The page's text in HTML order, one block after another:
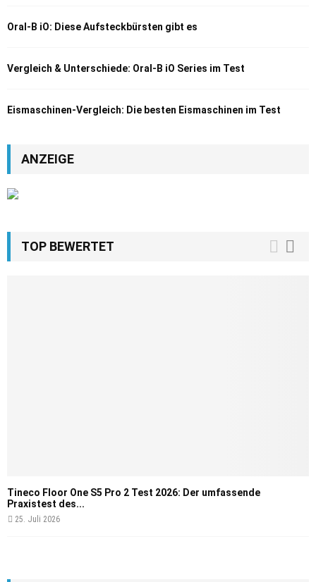
Oral-B iO: Diese Aufsteckbürsten gibt es
Vergleich & Unterschiede: Oral-B iO Series im Test
Eismaschinen-Vergleich: Die besten Eismaschinen im Test
ANZEIGE
TOP BEWERTET
Tineco Floor One S5 Pro 2 Test 2026: Der umfassende
Praxistest des...
25. Juli 2026